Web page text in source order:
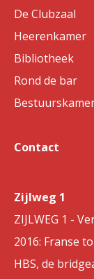
De Clubzaal
Heerenkamer
Bibliotheek
Rond de bar
Contact
Zijlweg 1
ZIJLWEG 1 -
2016: Franse
HBS, de